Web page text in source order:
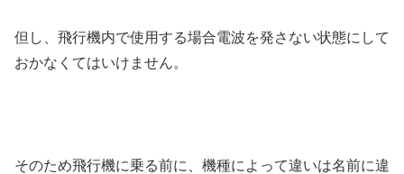
但し、飛行機内で使用する場合電波を発さない状態にして
おかなくてはいけません。
そのため飛行機に乗る前に、機種によって違いは名前に違